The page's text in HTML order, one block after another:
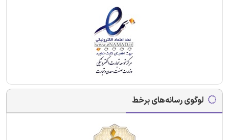
لوگوی رسانه‌های برخط